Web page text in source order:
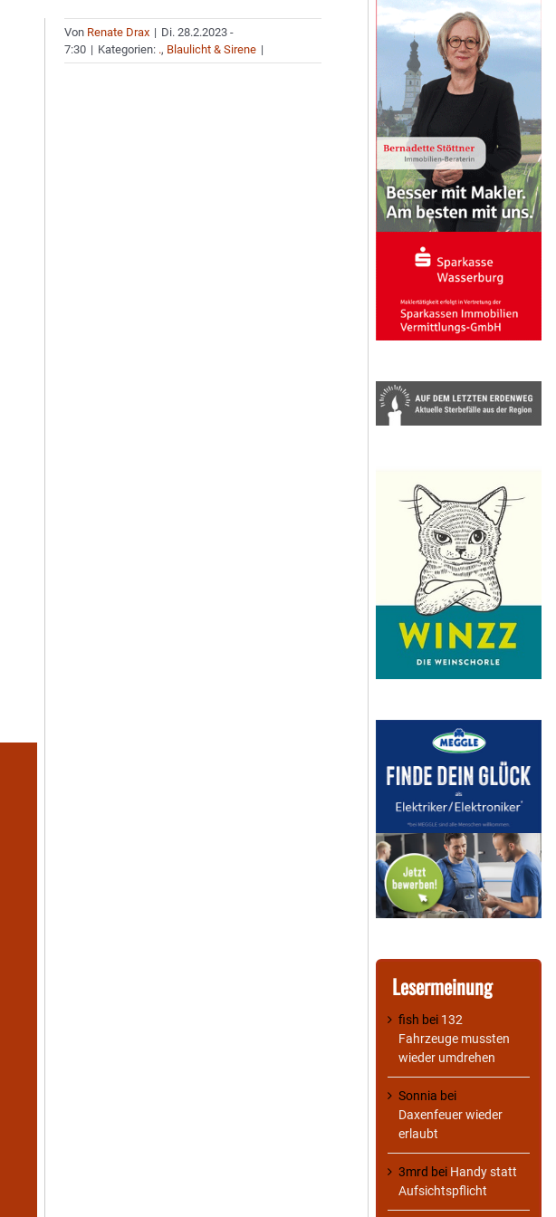
Von Renate Drax | Di. 28.2.2023 -
7:30 | Kategorien: ., Blaulicht & Sirene |
Lesermeinung
fish bei 132
Fahrzeuge mussten
wieder umdrehen
Sonnia bei
Daxenfeuer wieder
erlaubt
3mrd bei Handy statt
Aufsichtspflicht